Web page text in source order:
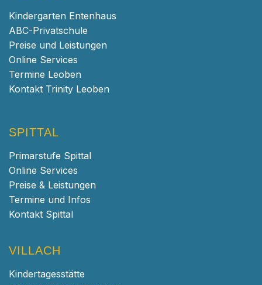
Kindergarten Entenhaus
ABC-Privatschule
Preise und Leistungen
Online Services
Termine Leoben
Kontakt Trinity Leoben
SPITTAL
Primarstufe Spittal
Online Services
Preise & Leistungen
Termine und Infos
Kontakt Spittal
VILLACH
Kindertagesstätte